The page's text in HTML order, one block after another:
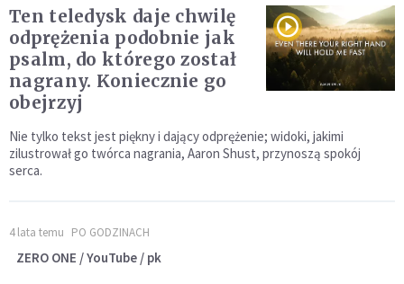
Ten teledysk daje chwilę
odprężenia podobnie jak
psalm, do którego został
nagrany. Koniecznie go
obejrzyj
Nie tylko tekst jest piękny i dający odprężenie; widoki, jakimi
zilustrował go twórca nagrania, Aaron Shust, przynoszą spokój
serca.
4 lata temu PO GODZINACH
ZERO ONE / YouTube / pk